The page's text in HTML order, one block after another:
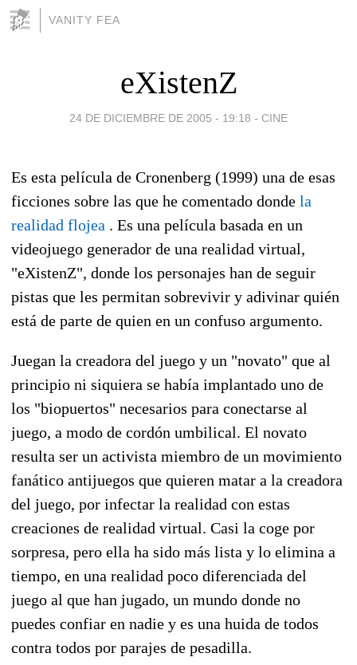
VANITY FEA
eXistenZ
24 DE DICIEMBRE DE 2005 - 19:18 - CINE
Es esta película de Cronenberg (1999) una de esas
ficciones sobre las que he comentado donde la
realidad flojea . Es una película basada en un
videojuego generador de una realidad virtual,
"eXistenZ", donde los personajes han de seguir
pistas que les permitan sobrevivir y adivinar quién
está de parte de quien en un confuso argumento.
Juegan la creadora del juego y un "novato" que al
principio ni siquiera se había implantado uno de
los "biopuertos" necesarios para conectarse al
juego, a modo de cordón umbilical. El novato
resulta ser un activista miembro de un movimiento
fanático antijuegos que quieren matar a la creadora
del juego, por infectar la realidad con estas
creaciones de realidad virtual. Casi la coge por
sorpresa, pero ella ha sido más lista y lo elimina a
tiempo, en una realidad poco diferenciada del
juego al que han jugado, un mundo donde no
puedes confiar en nadie y es una huida de todos
contra todos por parajes de pesadilla.